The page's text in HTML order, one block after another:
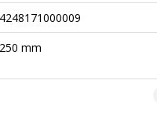
4248171000009
250 mm